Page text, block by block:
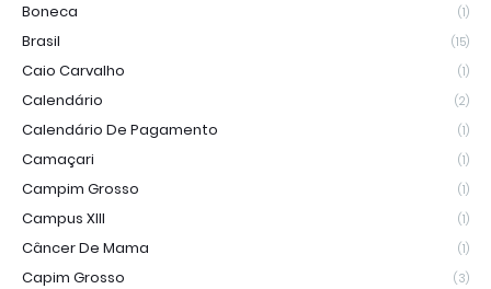
Boneca (1)
Brasil (15)
Caio Carvalho (1)
Calendário (2)
Calendário De Pagamento (1)
Camaçari (1)
Campim Grosso (1)
Campus XIII (1)
Câncer De Mama (1)
Capim Grosso (3)